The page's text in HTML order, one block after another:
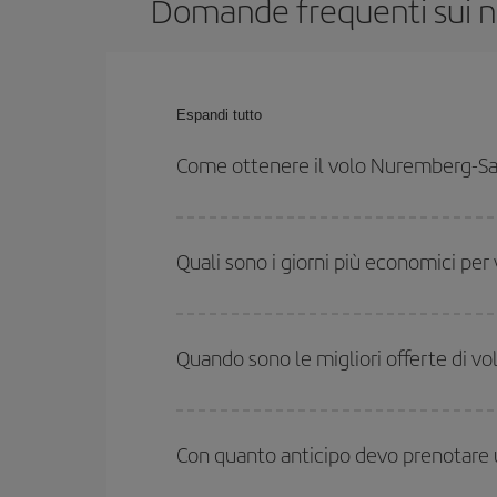
Domande frequenti sui
Espandi tutto
Come ottenere il volo Nuremberg-
flessibilità rispetto alle date e agli orari di andata e
Quali sono i giorni più economici
date hai in mente di viaggiare. Ti mostreremo i
l'offerta migliore. Inoltre, cerca tra le diverse
Quando sono le migliori offerte di
alta stagione. Inoltre, soprattutto se stai
Con quanto anticipo devo